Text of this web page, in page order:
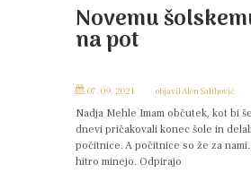
Novemu
na pot
07. 09. 2021 objavilAlen Salihović
Nadja Mehle Imam občutek, kot bi
dnevi pričakovali konec šole in
počitnice. A počitnice so že za
hitro minejo. Odpirajo